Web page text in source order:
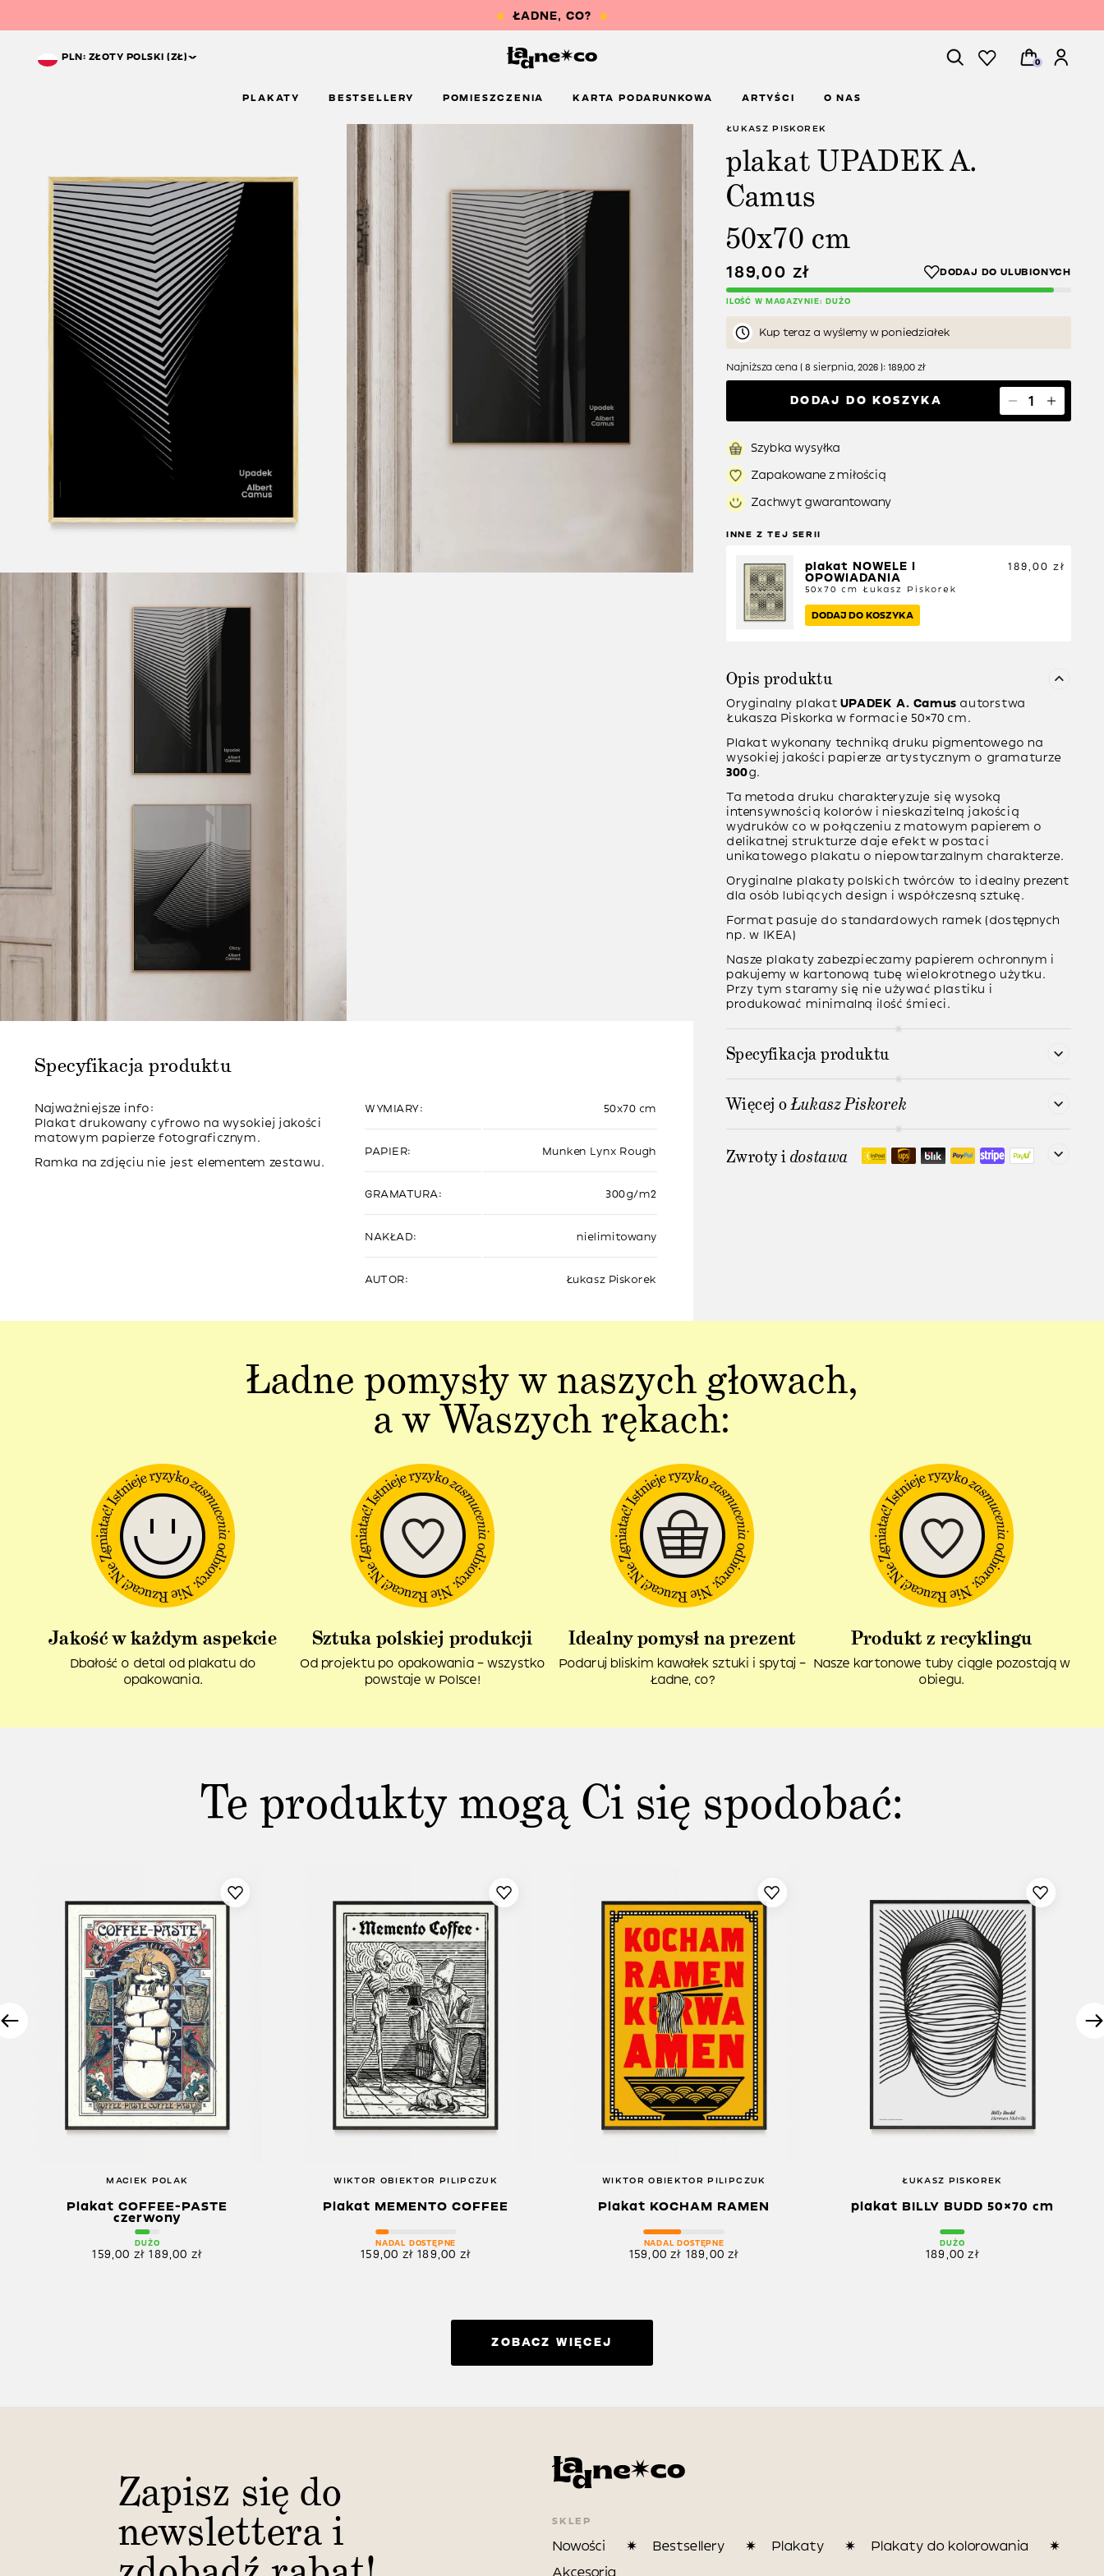
PLN: ZŁOTY POLSKI (ZŁ)^
0
PLAKATY BESTSELLERY POMIESZCZENIA KARTA PODARUNKOWA ARTYŚCI O NAS
Specyfikacja produktu
Najważniejsze info:
Plakat drukowany cyfrowo na wysokiej jakości
matowym papierze fotograficznym.
Ramka na zdjęciu nie jest elementem zestawu.
WYMIARY: 50x70 cm
PAPIER: Munken Lynx Rough
GRAMATURA: 300g/m2
NAKŁAD: nielimitowany
AUTOR: Łukasz Piskorek
ŁUKASZ PISKOREK
plakat UPADEK A.
Camus
50x70 cm
189,00 zł
ILOŚĆ W MAGAZYNIE: DUŻO
Kup teraz a wyślemy w poniedziałek
Najniższa cena ( 8 sierpnia, 2026 ): 189,00 zł
DODAJ DO KOSZYKA
Szybka wysyłka
Zapakowane z miłością
Zachwyt gwarantowany
INNE Z TEJ SERII
plakat NOWELE I
OPOWIADANIA
50x70 cm Łukasz Piskorek
189,00 zł
DODAJ DO KOSZYKA
Opis produktu
Oryginalny plakat UPADEK A. Camus autorstwa
Łukasza Piskorka w formacie 50×70 cm.
Plakat wykonany techniką druku pigmentowegona
wysokiej jakości papierze artystycznym o gramaturze
300g.
Ta metoda druku charakteryzuje się wysoką
intensywnością kolorów i nieskazitelną jakością
wydruków co w połączeniu z matowym papierem o
delikatnej strukturze daje efekt w postaci
unikatowego plakatu o niepowtarzalnym charakterze.
Oryginalne plakaty polskich twórców to idealny prezent
dla osób lubiących design i współczesną sztukę.
Format pasuje do standardowych ramek (dostępnych
np. w IKEA)
Nasze plakaty zabezpieczamy papierem ochronnym i
pakujemy w kartonową tubę wielokrotnego użytku.
Przy tym staramy się nie używać plastiku i
produkować minimalną ilość śmieci.
Specyfikacja produktu
Więcej oŁukasz Piskorek
Zwroty idostawa
Ładne pomysły w naszych głowach,
a w Waszych rękach:
Jakość w każdym aspekcie
Dbałość o detal od plakatu do
opakowania.
Sztuka polskiej produkcji
Od projektu po opakowania – wszystko
powstaje w Polsce!
Idealny pomysł na prezent
Podaruj bliskim kawałek sztuki i spytaj –
Ładne, co?
Produkt z recyklingu
Nasze kartonowe tuby ciągle pozostają w
obiegu.
Te produkty mogą Ci się spodobać:
MACIEK POLAK
Plakat COFFEE-PASTE
czerwony
DUŻO
159,00 zł 189,00 zł
WIKTOR OBIEKTOR PILIPCZUK
Plakat MEMENTO COFFEE
NADAL DOSTĘPNE
159,00 zł 189,00 zł
WIKTOR OBIEKTOR PILIPCZUK
Plakat KOCHAM RAMEN
NADAL DOSTĘPNE
159,00zł 189,00zł
ŁUKASZ PISKOREK
plakat BILLY BUDD 50×70 cm
DUŻO
189,00zł
ZOBACZ WIĘCEJ
Zapisz się do
newslettera i SKLEP
Nowości Bestsellery Plakaty
Plakaty do kolorowania
Akcesoria